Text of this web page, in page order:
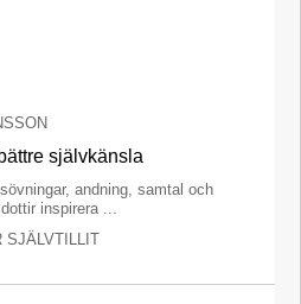
självkänsla
andning, samtal och
inspirera ...
SJÄLVTILLIT